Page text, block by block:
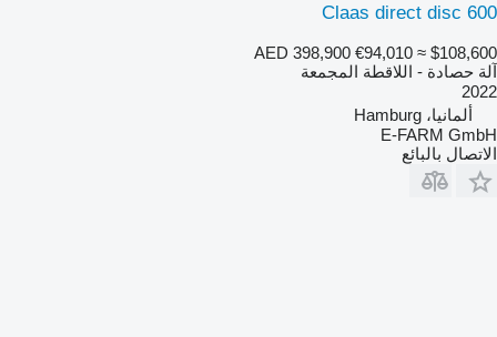
Claas direct disc 600
AED 398,900 €94,010 ≈ $108,600
آلة حصادة - اللاقطة المجمعة
2022
ألمانيا، Hamburg
E-FARM GmbH
الاتصال بالبائع